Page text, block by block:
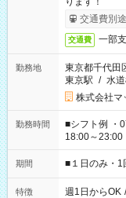
交通費別
交通費 一部
勤務地
東京都千代田
東京駅 / 水
株式会社マ
勤務時間
■シフト例 ・
18:00～23:00
etc ★最短で3時間で5,120円のお仕事から 15時間で2万円近く稼
げるお仕事も！ ご希望のお時間に合わせてご紹介！ ※
ください！
期間 ■１日のみ・1
特徴 週1日からOK /